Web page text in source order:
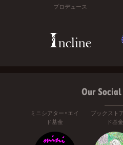
プロデュース
Our
ミニシアター・エイ
ド基金
ブックスト
ド基金